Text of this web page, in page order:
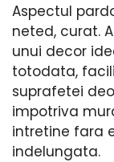
Aspectul
neted, curat.
unui decor
totodata,
suprafetei
impotriva
intretine fara
indelungata.